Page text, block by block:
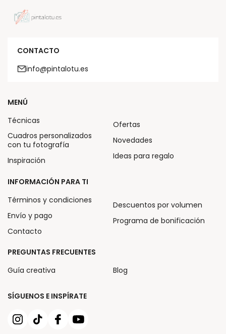
CONTACTO
info@pintalotu.es
SÍGUENOS E INSPÍRATE
MENÚ
Técnicas
Cuadros personalizados
con tu fotografía
Inspiración
Ofertas
Novedades
Ideas para regalo
INFORMACIÓN PARA TI
Términos y condiciones
Envío y pago
Contacto
Descuentos por volumen
Programa de bonificación
PREGUNTAS FRECUENTES
Guía creativa
Blog